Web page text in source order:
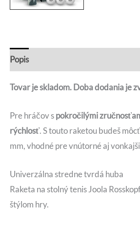
Popis
Tovar je skladom. Doba dodania je
Pre hráčov spokročilými
rýchlosť. S touto raketou budeš
mm, vhodné pre vnútorné aj
Univerzálna stredne tvrdá huba
Raketa na stolný tenis Joola
štýlom hry.